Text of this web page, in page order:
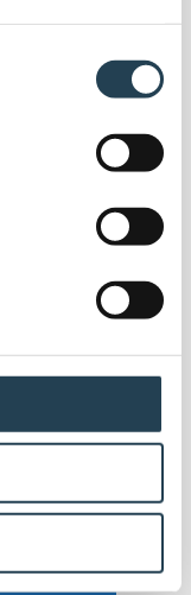
bidraget til,
Kommunes
sit valgte
fremtidens
går
på
ler, er